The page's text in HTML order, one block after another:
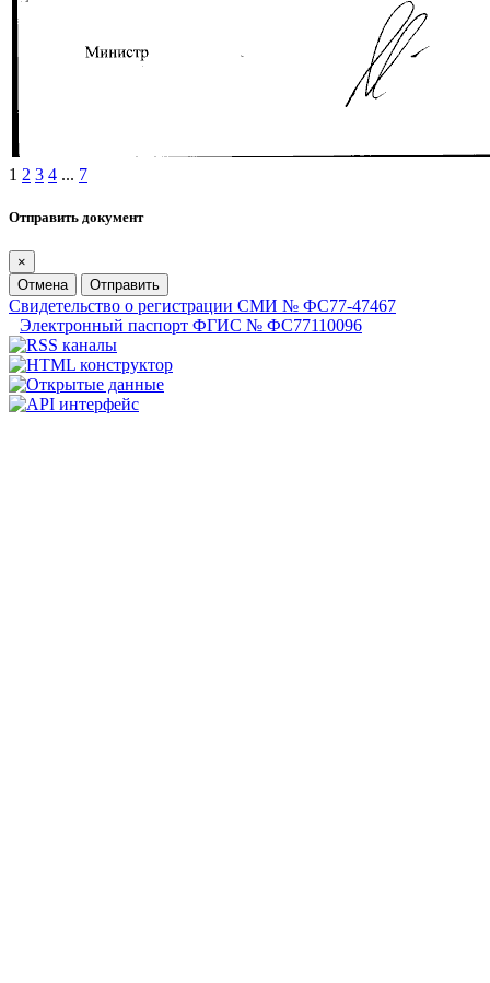
1 2 3 4 ... 7
Отправить документ
×
Отмена
Отправить
Свидетельство о регистрации СМИ № ФС77-47467
Электронный паспорт ФГИС № ФС77110096